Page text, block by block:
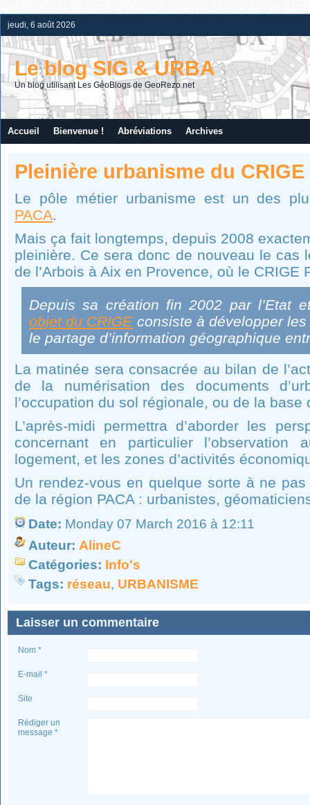
jeudi, 6 août 2026
Le blog SIG & URBA
Un blog utilisant Les GéoBlogs de GeoRezo.net
Accueil Bienvenue ! Abréviations Archives
Pleinière urbanisme du CRIGE
Le pôle métier urbanisme est un des
PACA.
Mais ça fait longtemps, depuis 2008
pleinière. Ce sera donc de nouveau le cas
de l’Arbois à Aix en Provence, où le CRIGE
Depuis sa création fin 2002 par l’Etat
objet du CRIGE consiste à développer
le partage d’information géographique
La matinée sera consacrée au bilan de
de la numérisation des documents
l’occupation du sol régionale, ou de la
L’après-midi permettra d’aborder les
concernant en particulier l’observation
logement, et les zones d’activités
Un rendez-vous en quelque sorte à ne
de la région PACA : urbanistes,
Date: Monday 07 March 2016 à 12:11
Auteur: AlineC
Catégories: Info's
Tags: réseau, URBANISME
Laisser un commentaire
Nom *
E-mail *
Site
Rédiger un
message *